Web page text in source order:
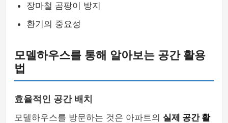
장마철 곰팡이 방지
환기의 중요성
모델하우스를 통해 알아보는 공간 활용
법
효율적인 공간 배치
모델하우스를 방문하는 것은 아파트의 실제 공간 활